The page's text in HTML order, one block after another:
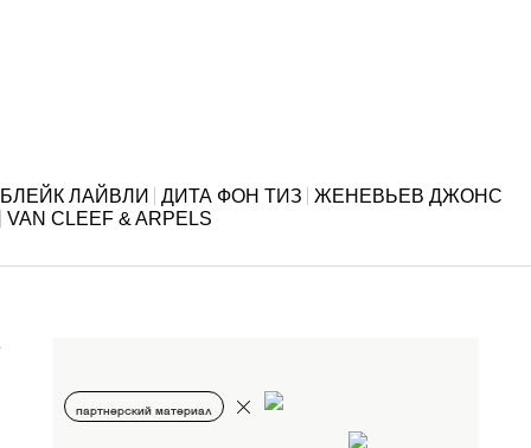
БЛЕЙК ЛАЙВЛИ ДИТА ФОН ТИЗ
ЖЕНЕВЬЕВ ДЖОНС
VAN CLEEF & ARPELS
партнерский материал